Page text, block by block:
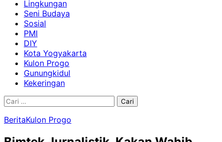
Lingkungan
Seni Budaya
Sosial
PMI
DIY
Kota Yogyakarta
Kulon Progo
Gunungkidul
Kekeringan
Cari
BeritaKulon Progo